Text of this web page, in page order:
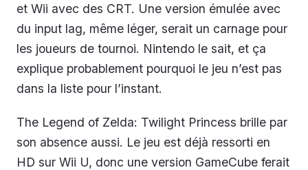
et Wii avec des CRT. Une version émulée avec
du input lag, même léger, serait un carnage pour
les joueurs de tournoi. Nintendo le sait, et ça
explique probablement pourquoi le jeu n’est pas
dans la liste pour l’instant.
The Legend of Zelda: Twilight Princess brille par
son absence aussi. Le jeu est déjà ressorti en
HD sur Wii U, donc une version GameCube ferait